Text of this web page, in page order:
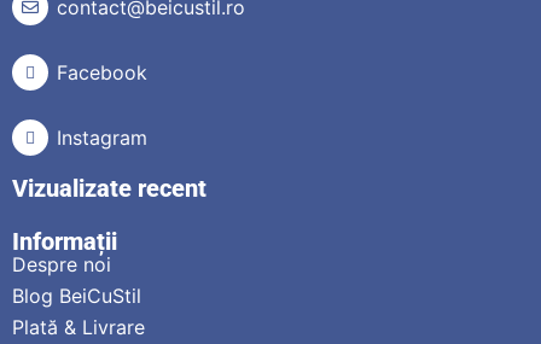
contact@beicustil.ro
Facebook
Instagram
Vizualizate recent
Informații
Despre noi
Blog BeiCuStil
Plată & Livrare